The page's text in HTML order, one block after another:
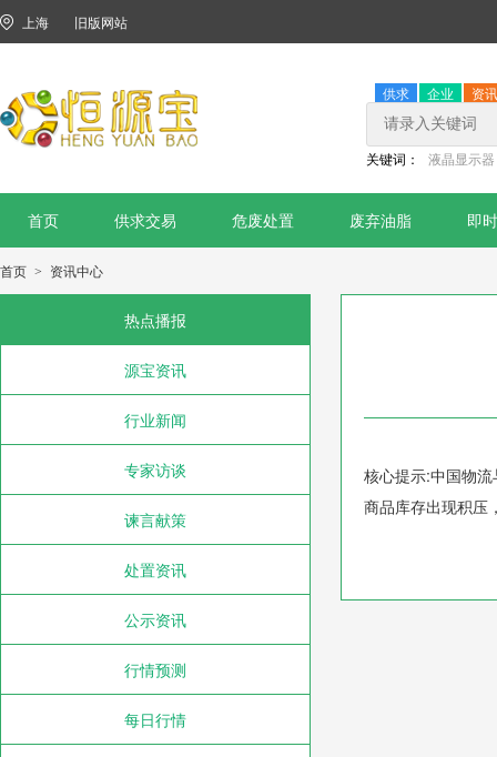
上海 旧版网站
供求 企业 资讯
关键词： 液晶显示器
首页 供求交易 危废处置 废弃油脂 即
首页 > 资讯中心
热点播报
源宝资讯
行业新闻
专家访谈
谏言献策
处置资讯
公示资讯
行情预测
每日行情
核心提示:中国物
商品库存出现积压